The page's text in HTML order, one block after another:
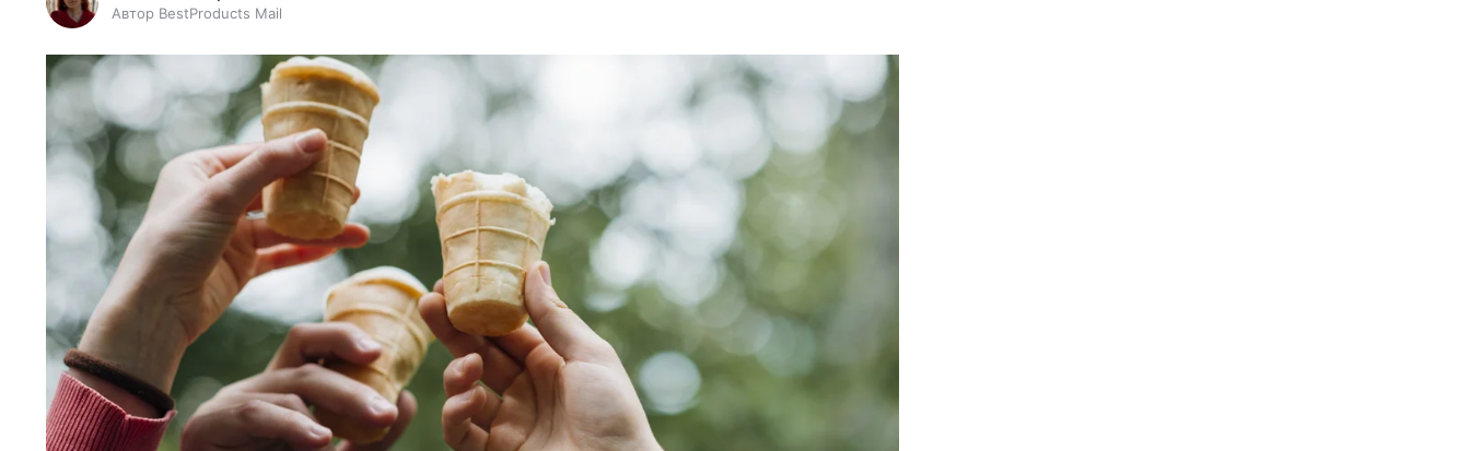
Автор BestProducts Mail